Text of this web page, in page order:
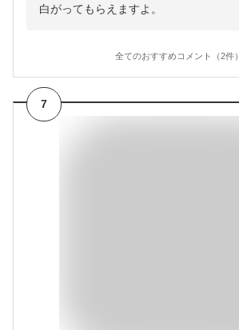
白がってもらえますよ。
全てのおすすめコメント（2件）
7